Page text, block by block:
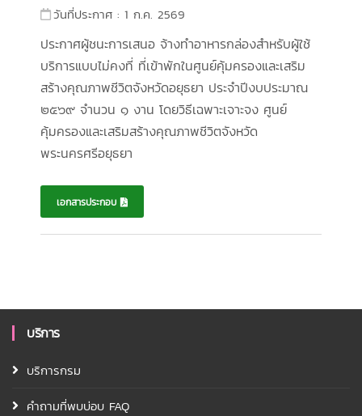
วันที่ประกาศ : 1 ก.ค. 2569
ประกาศผู้ชนะการเสนอ จ้างทำอาหารกล่องสำหรับผู้ใช้
บริการแบบไม่คงที่ ที่เข้าพักในศูนย์คุ้มครองและเสริม
สร้างคุณภาพชีวิตจังหวัดอยุธยา ประจำปีงบประมาณ
๒๕๖๙ จำนวน ๑ งาน โดยวิธีเฉพาะเจาะจง ศูนย์
คุ้มครองและเสริมสร้างคุณภาพชีวิตจังหวัด
พระนครศรีอยุธยา
เอกสารประกอบ
บริการ
บริการกรม
คำถามที่พบบ่อบ FAQ